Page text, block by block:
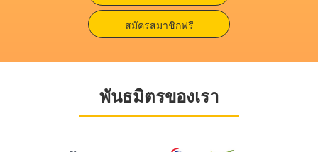
สมัครสมาชิกฟรี
พันธมิตรของเรา